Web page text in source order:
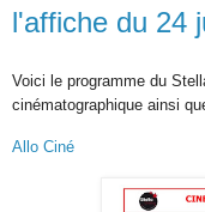
l'affiche du 24
Voici le programme du
cinématographique ainsi
Allo Ciné